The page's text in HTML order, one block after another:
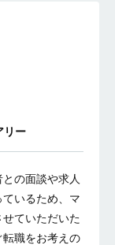
リー
の面談や求人
いるため、マ
ていただいた
職をお考えの